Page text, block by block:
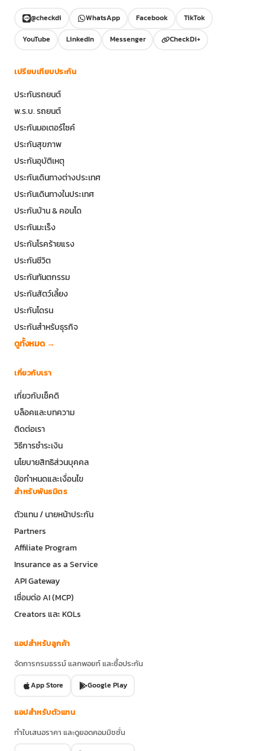
@checkdi WhatsApp Facebook
TikTok
YouTube
LinkedIn Messenger CheckDi+
เปรียบเทียบประกัน
ประกันรถยนต์
พ.ร.บ. รถยนต์
ประกันมอเตอร์ไซค์
ประกันสุขภาพ
ประกันอุบัติเหตุ
ประกันเดินทางต่างประเทศ
ประกันเดินทางในประเทศ
ประกันบ้าน & คอนโด
ประกันมะเร็ง
ประกันโรคร้ายแรง
ประกันชีวิต
ประกันทันตกรรม
ประกันสัตว์เลี้ยง
ประกันโดรน
ประกันสำหรับธุรกิจ
ดูทั้งหมด →
เกี่ยวกับเรา
เกี่ยวกับเช็คดิ
บล็อคและบทความ
ติดต่อเรา
วิธีการชำระเงิน
นโยบายสิทธิส่วนบุคคล
ข้อกำหนดและเงื่อนไข
สำหรับพันธมิตร
ตัวแทน / นายหน้าประกัน
Partners
Affiliate Program
Insurance as a Service
API Gateway
เชื่อมต่อ AI (MCP)
Creators และ KOLs
แอปสำหรับลูกค้า
จัดการกรมธรรม์ แลกพอยท์ และซื้อประกัน
App Store Google Play
แอปสำหรับตัวแทน
ทำใบเสนอราคา และดูยอดคอมมิชชั่น